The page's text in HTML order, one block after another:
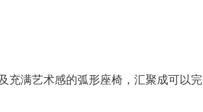
充满艺术感的弧形座椅，汇聚成可以完